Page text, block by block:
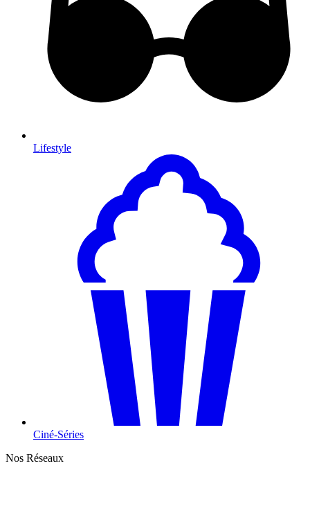
Lifestyle
Ciné-Séries
Nos Réseaux